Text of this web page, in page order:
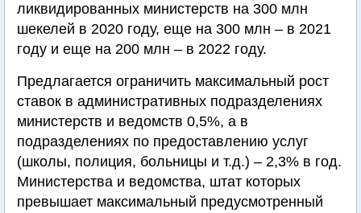
ликвидированных министерств на 300 млн
шекелей в 2020 году, еще на 300 млн – в 2021
году и еще на 200 млн – в 2022 году.
Предлагается ограничить максимальный рост
ставок в административных подразделениях
министерств и ведомств 0,5%, а в
подразделениях по предоставлению услуг
(школы, полиция, больницы и т.д.) – 2,3% в год.
Министерства и ведомства, штат которых
превышает максимальный предусмотренный